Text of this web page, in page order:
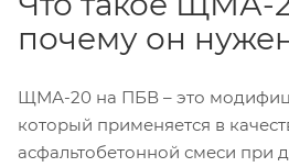
почему он
ЩМА-20 на ПБВ – это
который применяется в
асфальтобетонной смеси при